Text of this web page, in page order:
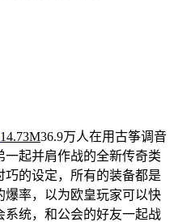
14.73M36.9万人在用古筝调音
起并肩作战的全新传奇类
的设定，所有的装备都是
率，以为欧皇玩家可以快
统，和公会的好友一起战